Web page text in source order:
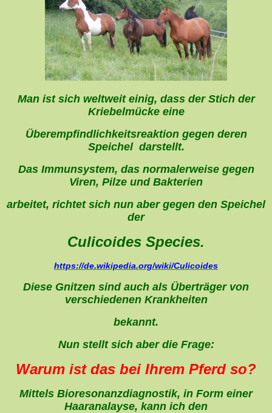
Man ist sich weltweit einig, dass der Stich der
Kriebelmücke eine
Überempfindlichkeitsreaktion gegen deren
Speichel darstellt.
Das Immunsystem, das normalerweise gegen
Viren, Pilze und Bakterien
arbeitet, richtet sich nun aber gegen den Speichel
der
Culicoides Species.
https://de.wikipedia.org/wiki/Culicoides
Diese Gnitzen sind auch als Überträger von
verschiedenen Krankheiten
bekannt.
Nun stellt sich aber die Frage:
Warum ist das bei Ihrem Pferd so?
Mittels Bioresonanzdiagnostik, in Form einer
Haaranalayse, kann ich den